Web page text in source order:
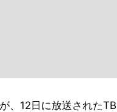
、12日に放送された